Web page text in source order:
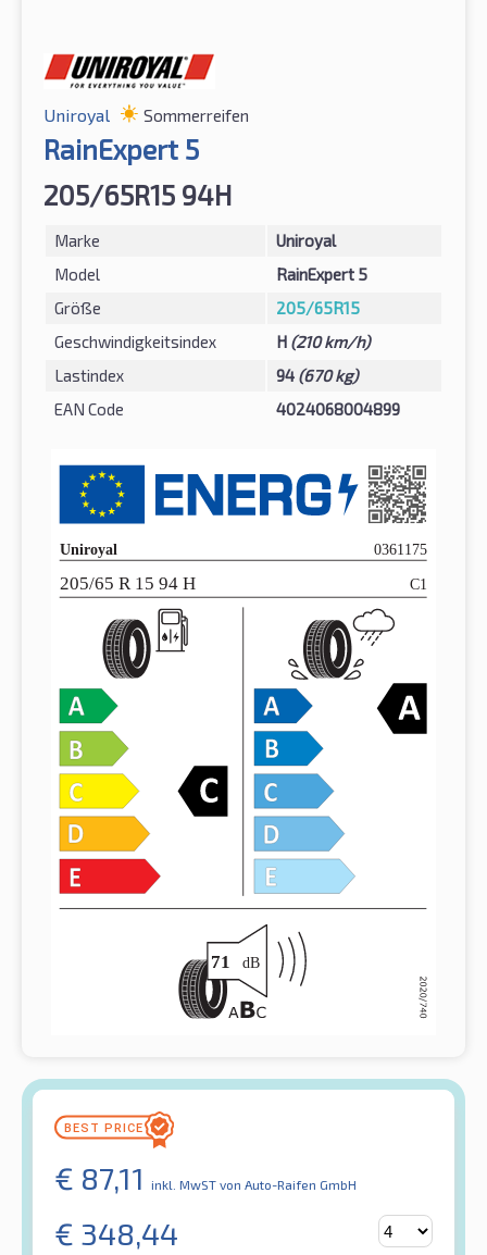
Uniroyal Sommerreifen
RainExpert 5
205/65R15 94H
Marke
Uniroyal
Model
RainExpert 5
Größe
205/65R15
Geschwindigkeitsindex
H (210 km/h)
Lastindex
94 (670 kg)
EAN Code
4024068004899
€ 87,11 inkl. MwST von Auto-Raifen GmbH
€ 348,44